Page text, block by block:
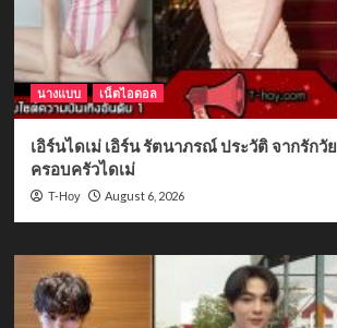
นางแบบ เน็ตไอดอล
เอิร์นไดเม่ เอิร์น รัตนาภรณ์ ประวัติ จากรักวั
ครอบครัวไดเม่
T-Hoy August 6, 2026